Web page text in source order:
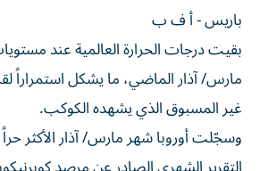
باريس - أ ف ب
بقيت درجات الحرارة العالمية عند
مارس/ آذار الماضي، ما يشكل استمراراً
غير المسبوق الذي يشهده الكوكب.
وسجّلت أوروبا شهر مارس/ آذار الأكثر